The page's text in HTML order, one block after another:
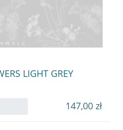
LIGHT GREY
147,00 zł